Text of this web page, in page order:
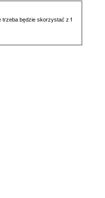
trzeba będzie skorzystać z f